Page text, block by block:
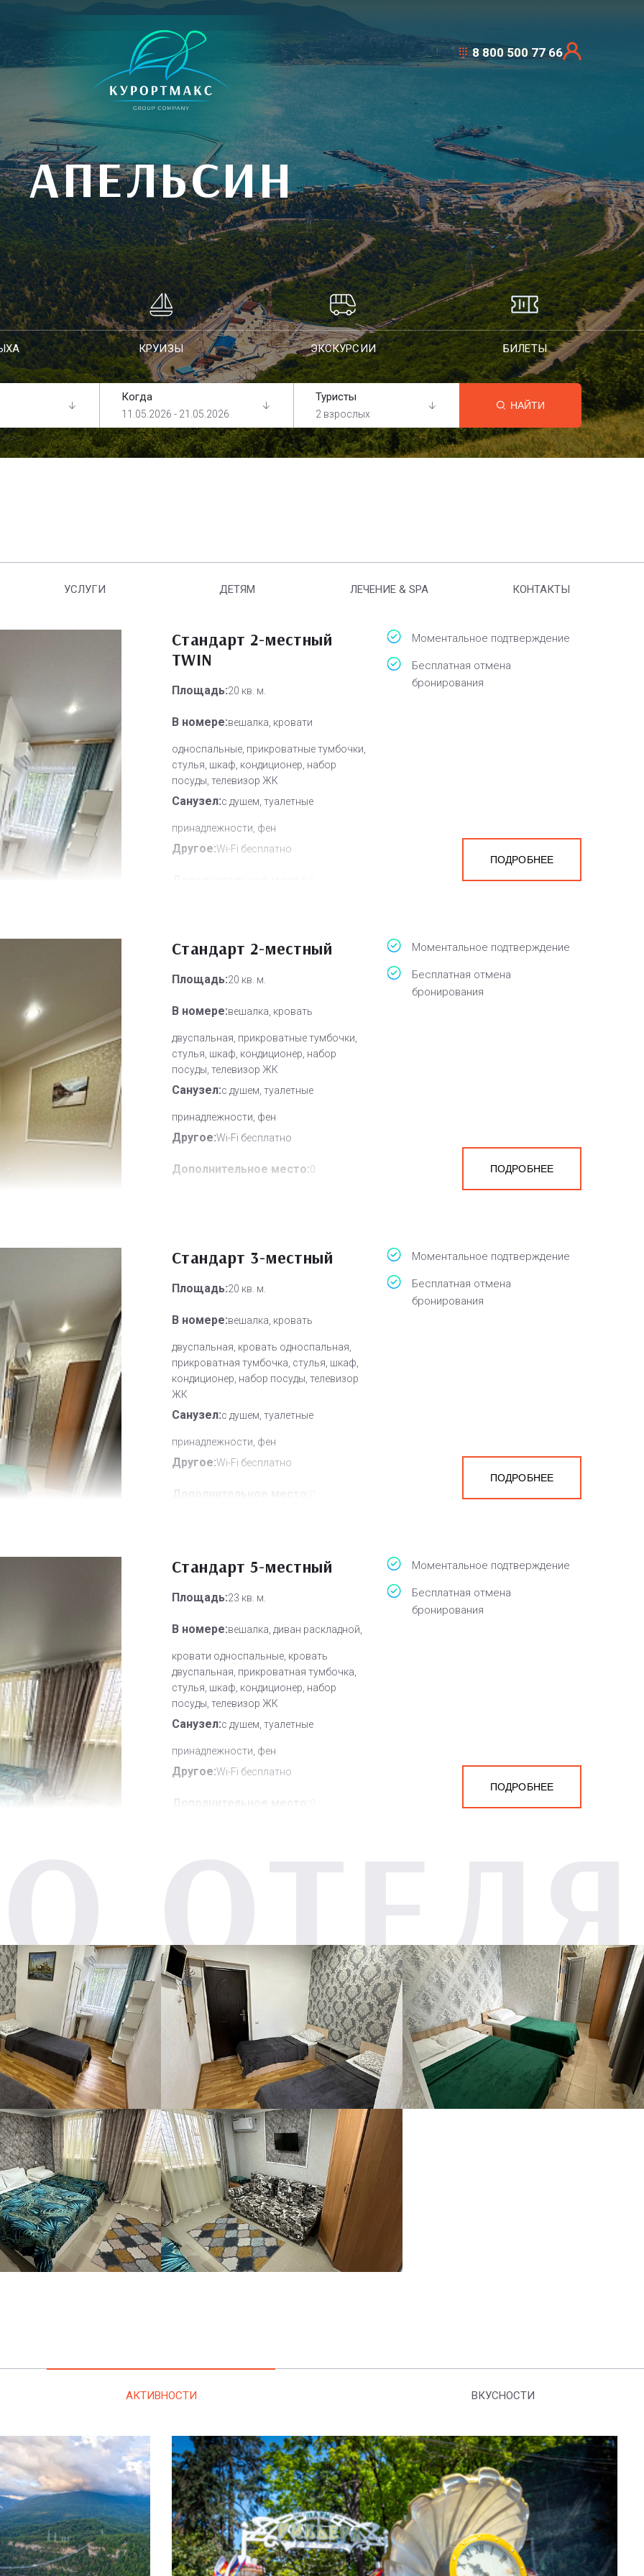
8 800 500 77 66
АПЕЛЬСИН
КРУИЗЫ ЭКСКУРСИИ БИЛЕТЫ
Когда
11.05.2026 - 21.05.2026
Туристы
2 взрослых
НАЙТИ
УСЛУГИ ДЕТЯМ ЛЕЧЕНИЕ & SPA КОНТАКТЫ
Стандарт 2-местный
TWIN
Площадь:20 кв. м.
В номере:вешалка, кровати
односпальные, прикроватные тумбочки,
стулья, шкаф, кондиционер, набор
посуды, телевизор ЖК
Санузел:с душем, туалетные
принадлежности, фен
Другое:Wi-Fi бесплатно
Моментальное подтверждение
Бесплатная отмена
бронирования
ПОДРОБНЕЕ
Стандарт 2-местный
Площадь:20 кв. м.
В номере:вешалка, кровать
двуспальная, прикроватные тумбочки,
стулья, шкаф, кондиционер, набор
посуды, телевизор ЖК
Санузел:с душем, туалетные
принадлежности, фен
Другое:Wi-Fi бесплатно
Дополнительное место:0
Моментальное подтверждение
Бесплатная отмена
бронирования
ПОДРОБНЕЕ
Стандарт 3-местный
Площадь:20 кв. м.
В номере:вешалка, кровать
двуспальная, кровать односпальная,
прикроватная тумбочка, стулья, шкаф,
кондиционер, набор посуды, телевизор
ЖК
Санузел:с душем, туалетные
принадлежности, фен
Другое:Wi-Fi бесплатно
Моментальное подтверждение
Бесплатная отмена
бронирования
ПОДРОБНЕЕ
Стандарт 5-местный
Площадь:23 кв. м.
В номере:вешалка, диван раскладной,
кровати односпальные, кровать
двуспальная, прикроватная тумбочка,
стулья, шкаф, кондиционер, набор
посуды, телевизор ЖК
Санузел:с душем, туалетные
принадлежности, фен
Другое:Wi-Fi бесплатно
Моментальное подтверждение
Бесплатная отмена
бронирования
ПОДРОБНЕЕ
ОТЕЛЯ
АКТИВНОСТИ ВКУСНОСТИ